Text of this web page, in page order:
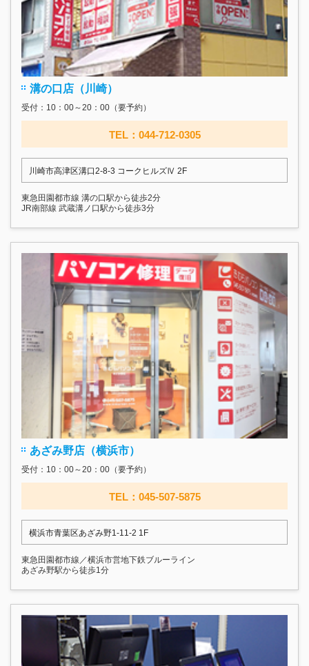
溝の口店（川崎）
受付：10：00～20：00（要予約）
TEL：044-712-0305
川崎市高津区溝口2-8-3 コークヒルズⅣ 2F
東急田園都市線 溝の口駅から徒歩2分
JR南部線 武蔵溝ノ口駅から徒歩3分
あざみ野店（横浜市）
受付：10：00～20：00（要予約）
TEL：045-507-5875
横浜市青葉区あざみ野1-11-2 1F
東急田園都市線／横浜市営地下鉄ブルーライン
あざみ野駅から徒歩1分